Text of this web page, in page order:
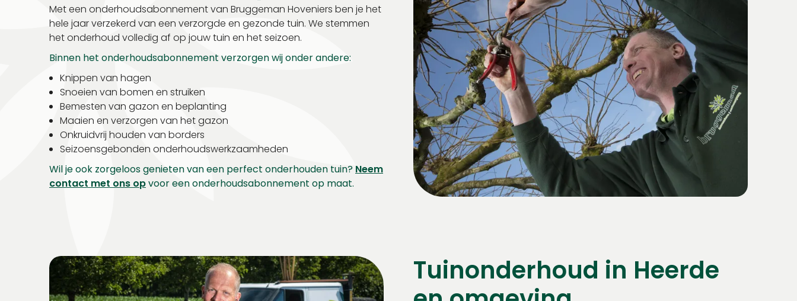
Met een onderhoudsabonnement van Bruggeman Hoveniers ben je het
hele jaar verzekerd van een verzorgde en gezonde tuin. We stemmen
het onderhoud volledig af op jouw tuin en het seizoen.
Binnen het onderhoudsabonnement verzorgen wij onder andere:
Knippen van hagen
Snoeien van bomen en struiken
Bemesten van gazon en beplanting
Maaien en verzorgen van het gazon
Onkruidvrij houden van borders
Seizoensgebonden onderhoudswerkzaamheden
Wil je ook zorgeloos genieten van een perfect onderhouden tuin? Neem
contact met ons opvoor een onderhoudsabonnement op maat.
Tuinonderhoud in Heerde